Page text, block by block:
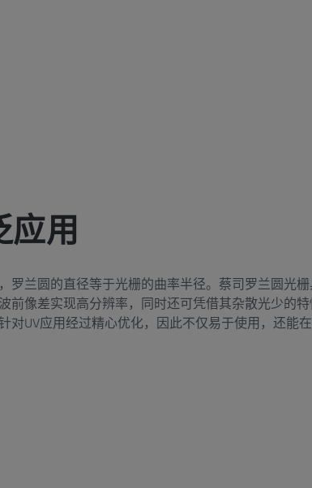
应用
罗兰圆的直径等于光栅的曲率半径。蔡司罗兰圆光栅
前像差实现高分辨率，同时还可凭借其杂散光少的特
对UV应用经过精心优化，因此不仅易于使用，还能